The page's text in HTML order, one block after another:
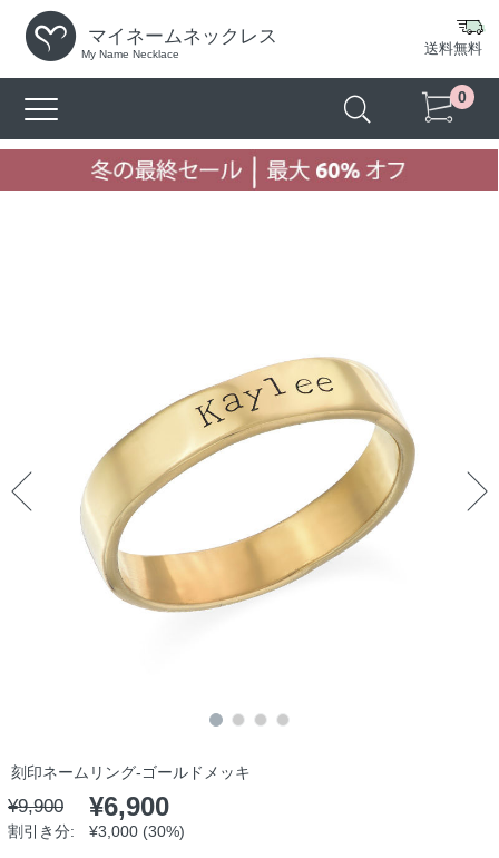
マイネームネックレス
My Name Necklace 送料無料
0
刻印ネームリング-ゴールドメッキ
¥9,900 ¥6,900
割引き分: ¥3,000 (30%)